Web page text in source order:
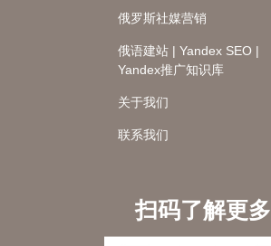
俄罗斯社媒营销
俄语建站 | Yandex SEO |
Yandex推广知识库
关于我们
联系我们
扫码了解更多